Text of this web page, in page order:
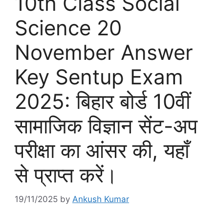
Science 20
November Answer
Key Sentup Exam
2025: बिहार बोर्ड 10वीं
सामाजिक विज्ञान सेंट-अप
परीक्षा का आंसर की, यहाँ
से प्राप्त करें।
19/11/2025 by Ankush Kumar